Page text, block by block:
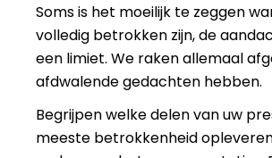
Soms is het moeilijk te zeggen
volledig betrokken zijn, de
een limiet. We raken allemaal
afdwalende gedachten hebben.
Begrijpen welke delen van uw
meeste betrokkenheid